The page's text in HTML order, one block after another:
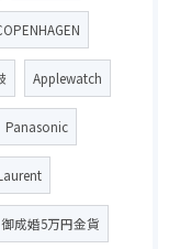
Applewatch
Panasonic
御成婚5万円金貨